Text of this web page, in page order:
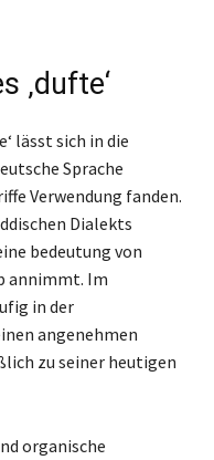
‚dufte‘
lässt sich in die
Sprache
Verwendung fanden.
Dialekts
bedeutung von
annimmt. Im
in der
angenehmen
zu seiner heutigen
organische